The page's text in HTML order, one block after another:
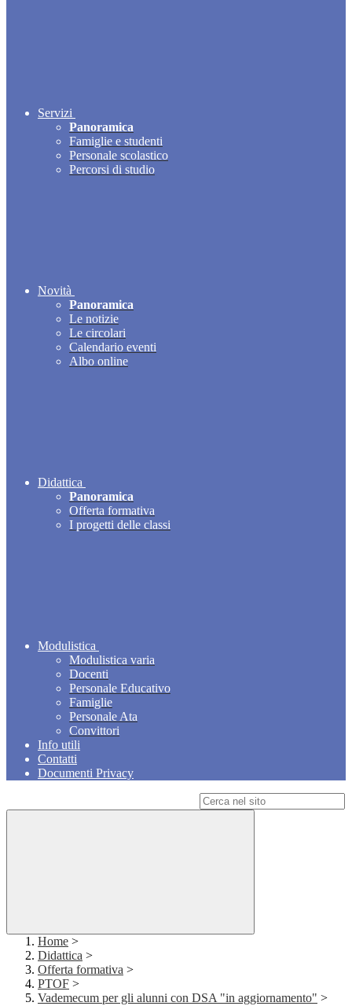
Servizi
Panoramica
Famiglie e studenti
Personale scolastico
Percorsi di studio
Novità
Panoramica
Le notizie
Le circolari
Calendario eventi
Albo online
Didattica
Panoramica
Offerta formativa
I progetti delle classi
Modulistica
Modulistica varia
Docenti
Personale Educativo
Famiglie
Personale Ata
Convittori
Info utili
Contatti
Documenti Privacy
Home >
Didattica >
Offerta formativa >
PTOF >
Vademecum per gli alunni con DSA "in aggiornamento" >